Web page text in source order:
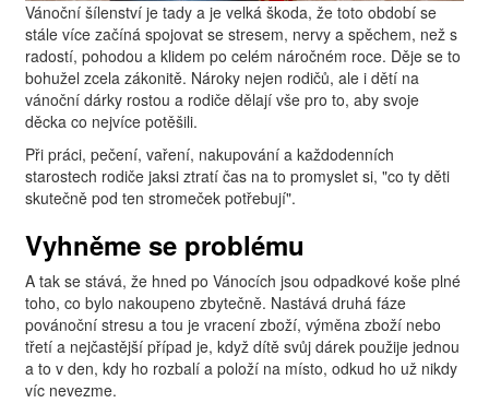
Vánoční šílenství je tady a je velká škoda, že toto období se
stále více začíná spojovat se stresem, nervy a spěchem, než s
radostí, pohodou a klidem po celém náročném roce. Děje se to
bohužel zcela zákonitě. Nároky nejen rodičů, ale i dětí na
vánoční dárky rostou a rodiče dělají vše pro to, aby svoje
děcka co nejvíce potěšili.
Při práci, pečení, vaření, nakupování a každodenních
starostech rodiče jaksi ztratí čas na to promyslet si, "co ty děti
skutečně pod ten stromeček potřebují".
Vyhněme se problému
A tak se stává, že hned po Vánocích jsou odpadkové koše plné
toho, co bylo nakoupeno zbytečně. Nastává druhá fáze
povánoční stresu a tou je vracení zboží, výměna zboží nebo
třetí a nejčastější případ je, když dítě svůj dárek použije jednou
a to v den, kdy ho rozbalí a položí na místo, odkud ho už nikdy
víc nevezme.